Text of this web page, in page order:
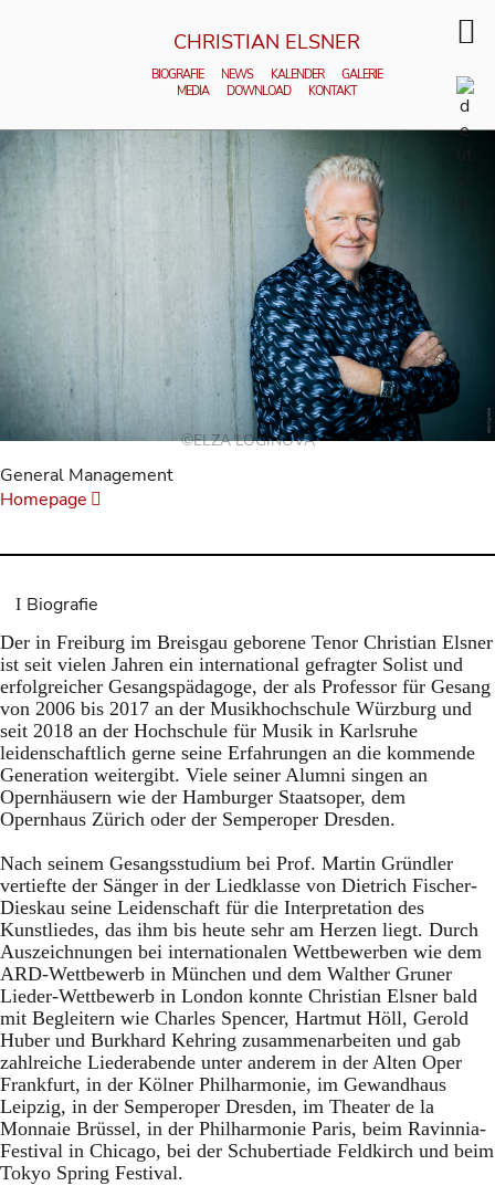
CHRISTIAN ELSNER
BIOGRAFIE NEWS KALENDER
GALERIE
MEDIA
DOWNLOAD KONTAKT
©ELZA LOGINOVA
General Management
Homepage
Biografie
Der in Freiburg im Breisgau geborene Tenor Christian Elsner
ist seit vielen Jahren ein international gefragter Solist und
erfolgreicher Gesangspädagoge, der als Professor für Gesang
von 2006 bis 2017 an der Musikhochschule Würzburg und
seit 2018 an der Hochschule für Musik in Karlsruhe
leidenschaftlich gerne seine Erfahrungen an die kommende
Generation weitergibt. Viele seiner Alumni singen an
Opernhäusern wie der Hamburger Staatsoper, dem
Opernhaus Zürich oder der Semperoper Dresden.
Nach seinem Gesangsstudium bei Prof. Martin Gründler
vertiefte der Sänger in der Liedklasse von Dietrich Fischer-
Dieskau seine Leidenschaft für die Interpretation des
Kunstliedes, das ihm bis heute sehr am Herzen liegt. Durch
Auszeichnungen bei internationalen Wettbewerben wie dem
ARD-Wettbewerb in München und dem Walther Gruner
Lieder-Wettbewerb in London konnte Christian Elsner bald
mit Begleitern wie Charles Spencer, Hartmut Höll, Gerold
Huber und Burkhard Kehring zusammenarbeiten und gab
zahlreiche Liederabende unter anderem in der Alten Oper
Frankfurt, in der Kölner Philharmonie, im Gewandhaus
Leipzig, in der Semperoper Dresden, im Theater de la
Monnaie Brüssel, in der Philharmonie Paris, beim Ravinnia-
Festival in Chicago, bei der Schubertiade Feldkirch und beim
Tokyo Spring Festival.